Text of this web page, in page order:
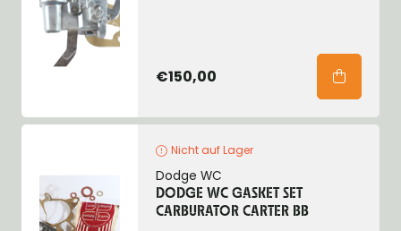
€150,00
Nicht auf Lager
Dodge WC
DODGE WC GASKET SET
CARBURATOR CARTER BB